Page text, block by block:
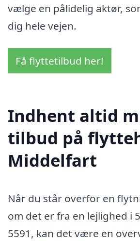
vælge en pålidelig aktør,
dig hele vejen.
Få flyttetilbud her!
Indhent altid
tilbud på
Middelfart
Når du står overfor en
om det er fra en lejlighed i
5591, kan det være en